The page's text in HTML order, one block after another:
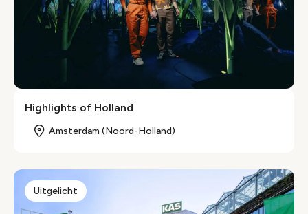
Highlights of Holland
Amsterdam (Noord-Holland)
Uitgelicht